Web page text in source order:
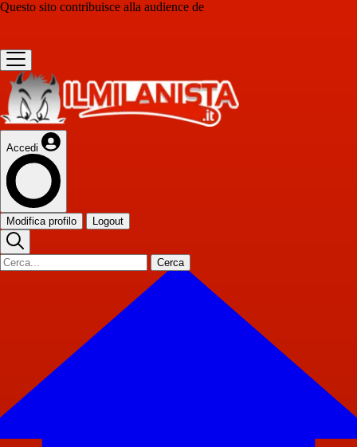
Questo sito contribuisce alla audience de
Accedi
Modifica profilo Logout
Cerca